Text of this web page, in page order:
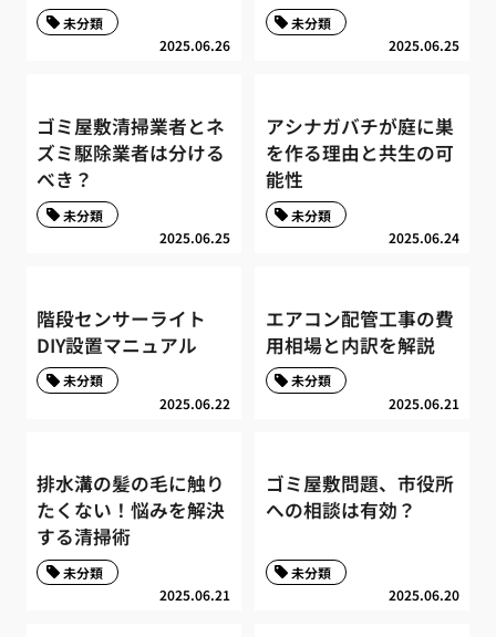
2025.06.26
未分類
2025.06.25
未分類
ゴミ屋敷清掃業者とネ
ズミ駆除業者は分ける
べき？
2025.06.25
未分類
アシナガバチが庭に巣
を作る理由と共生の可
能性
2025.06.24
未分類
階段センサーライト
DIY設置マニュアル
2025.06.22
未分類
エアコン配管工事の費
用相場と内訳を解説
2025.06.21
未分類
排水溝の髪の毛に触り
たくない！悩みを解決
する清掃術
2025.06.21
未分類
ゴミ屋敷問題、市役所
への相談は有効？
2025.06.20
未分類